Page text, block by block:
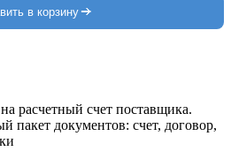
в корзину
расчетный счет поставщика.
пакет документов: счет, договор,